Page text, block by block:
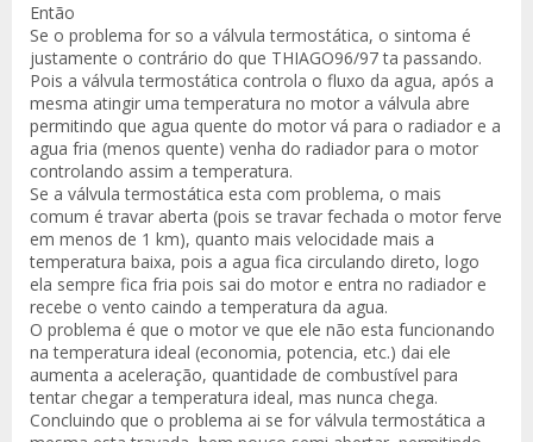
Então
Se o problema for so a válvula termostática, o sintoma é
justamente o contrário do que THIAGO96/97 ta passando.
Pois a válvula termostática controla o fluxo da agua, após a
mesma atingir uma temperatura no motor a válvula abre
permitindo que agua quente do motor vá para o radiador e a
agua fria (menos quente) venha do radiador para o motor
controlando assim a temperatura.
Se a válvula termostática esta com problema, o mais
comum é travar aberta (pois se travar fechada o motor ferve
em menos de 1 km), quanto mais velocidade mais a
temperatura baixa, pois a agua fica circulando direto, logo
ela sempre fica fria pois sai do motor e entra no radiador e
recebe o vento caindo a temperatura da agua.
O problema é que o motor ve que ele não esta funcionando
na temperatura ideal (economia, potencia, etc.) dai ele
aumenta a aceleração, quantidade de combustível para
tentar chegar a temperatura ideal, mas nunca chega.
Concluindo que o problema ai se for válvula termostática a